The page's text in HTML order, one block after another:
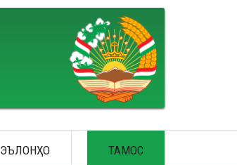
ЭЪЛОНҲО ТАМОС